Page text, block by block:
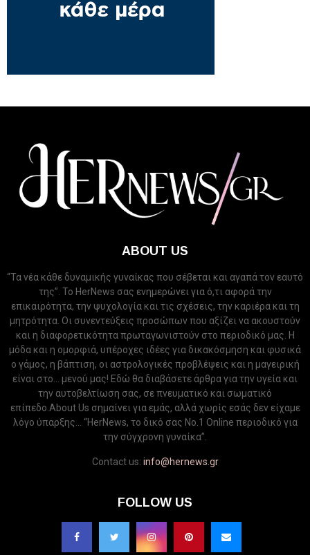
ABOUT US
“Τα νέα κάθε δυναμικής γυναίκας που σέβεται και αγαπά τον εαυτό
της”. Το HerNews σας ενημερώνει για ό,τι αφορά την
επικαιρότητα, την ψυχολογία και τις σχέσεις, την καριέρα και τη
μητρότητα. Οι συνεντεύξεις προσώπων που αξίζει να ακουστούν
και η διαφορετικότητα πρωταγωνιστούν στο περιοδικό μας. Η
μόδα και η ομορφιά, υπέροχες ιδέες για δικακόσμηση και φυσικά
ο γάμος, η βάπτιση, οι αστρολογικές προβλέψεις και η μαγειρική
είναι στο... μενού μας! Εδώ θα διαβάσετε άρθρα για την υγεία και
την αυτοβελτίωση σας, σε πνευματικό και σωματικό
επίπεδο.About Us σημαίνει για εμάς, αλλά χωρίς εσάς δεν είχαμε
λόγο ύπαρξης... “HerNews, το δικό σας Νo.1 Online περιοδικό για
την σύγχρονη γυναίκα”.
Contact us: info@hernews.gr
FOLLOW US